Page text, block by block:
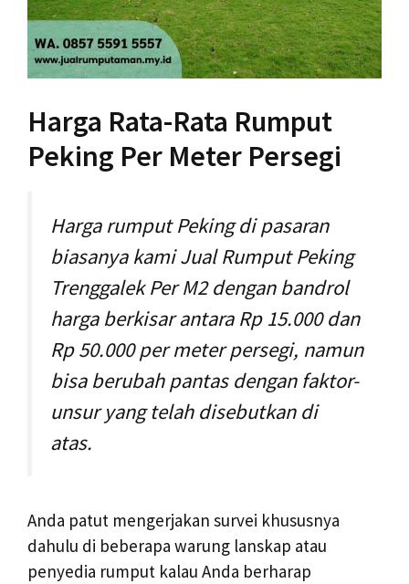
Harga Rata-Rata Rumput
Peking Per Meter Persegi
Harga rumput Peking di pasaran
biasanya kami Jual Rumput Peking
Trenggalek Per M2 dengan bandrol
harga berkisar antara Rp 15.000 dan
Rp 50.000 per meter persegi, namun
bisa berubah pantas dengan faktor-
unsur yang telah disebutkan di
atas.
Anda patut mengerjakan survei khususnya
dahulu di beberapa warung lanskap atau
penyedia rumput kalau Anda berharap